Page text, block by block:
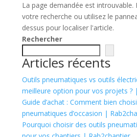
La page demandée est introuvable.
votre recherche ou utilisez le
dessus pour localiser l'article.
Rechercher
Articles récents
Outils pneumatiques vs outils
meilleure option pour vos projets ?
Guide d’achat : Comment bien
pneumatiques d’occasion |
Pourquoi choisir des outils